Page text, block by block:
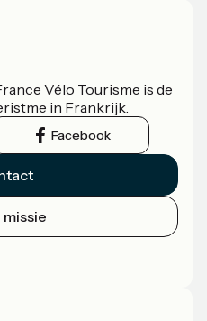
Vélo Tourisme is de
in Frankrijk.
Facebook
missie